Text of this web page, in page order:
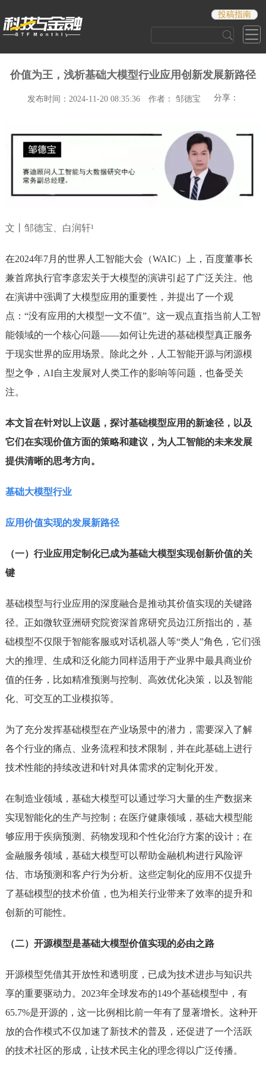
投稿指南
价值为王，浅析基础大模型行业应用创新发展新路径
发布时间：2024-11-20 08:35:36 作者： 邹德宝 分享：
文丨邹德宝、白润轩¹
在2024年7月的世界人工智能大会（WAIC）上，百度董事长
兼首席执行官李彦宏关于大模型的演讲引起了广泛关注。他
在演讲中强调了大模型应用的重要性，并提出了一个观
点：“没有应用的大模型一文不值”。这一观点直指当前人工智
能领域的一个核心问题——如何让先进的基础模型真正服务
于现实世界的应用场景。除此之外，人工智能开源与闭源模
型之争，AI自主发展对人类工作的影响等问题，也备受关
注。
本文旨在针对以上议题，探讨基础模型应用的新途径，以及
它们在实现价值方面的策略和建议，为人工智能的未来发展
提供清晰的思考方向。
基础大模型行业
应用价值实现的发展新路径
（一）行业应用定制化已成为基础大模型实现创新价值的关
键
基础模型与行业应用的深度融合是推动其价值实现的关键路
径。正如微软亚洲研究院资深首席研究员边江所指出的，基
础模型不仅限于智能客服或对话机器人等“类人”角色，它们强
大的推理、生成和泛化能力同样适用于产业界中最具商业价
值的任务，比如精准预测与控制、高效优化决策，以及智能
化、可交互的工业模拟等。
为了充分发挥基础模型在产业场景中的潜力，需要深入了解
各个行业的痛点、业务流程和技术限制，并在此基础上进行
技术性能的持续改进和针对具体需求的定制化开发。
在制造业领域，基础大模型可以通过学习大量的生产数据来
实现智能化的生产与控制；在医疗健康领域，基础大模型能
够应用于疾病预测、药物发现和个性化治疗方案的设计；在
金融服务领域，基础大模型可以帮助金融机构进行风险评
估、市场预测和客户行为分析。这些定制化的应用不仅提升
了基础模型的技术价值，也为相关行业带来了效率的提升和
创新的可能性。
（二）开源模型是基础大模型价值实现的必由之路
开源模型凭借其开放性和透明度，已成为技术进步与知识共
享的重要驱动力。2023年全球发布的149个基础模型中，有
65.7%是开源的，这一比例相比前一年有了显著增长。这种开
放的合作模式不仅加速了新技术的普及，还促进了一个活跃
的技术社区的形成，让技术民主化的理念得以广泛传播。